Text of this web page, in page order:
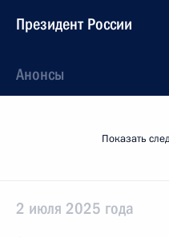
Президент России
Анонсы
Показать
2 июля 2025 года